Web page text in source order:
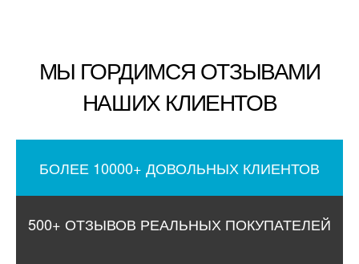
МЫ ГОРДИМСЯ ОТЗЫВАМИ
НАШИХ КЛИЕНТОВ
БОЛЕЕ 10000+ ДОВОЛЬНЫХ КЛИЕНТОВ
500+ ОТЗЫВОВ РЕАЛЬНЫХ ПОКУПАТЕЛЕЙ